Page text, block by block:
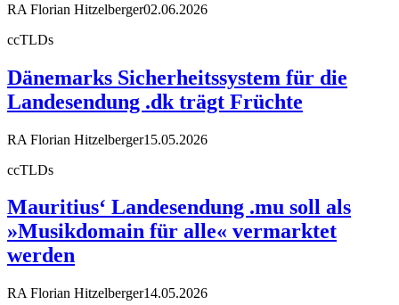
RA Florian Hitzelberger02.06.2026
ccTLDs
Dänemarks Sicherheitssystem für die
Landesendung .dk trägt Früchte
RA Florian Hitzelberger15.05.2026
ccTLDs
Mauritius‘ Landesendung .mu soll als
»Musikdomain für alle« vermarktet
werden
RA Florian Hitzelberger14.05.2026